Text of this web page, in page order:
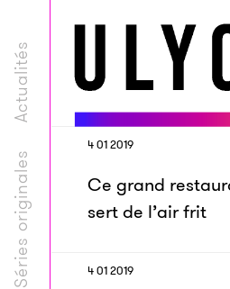
Séries originales
Actualités
4 01 2019
Ce grand
sert de l’air frit
4 01 2019